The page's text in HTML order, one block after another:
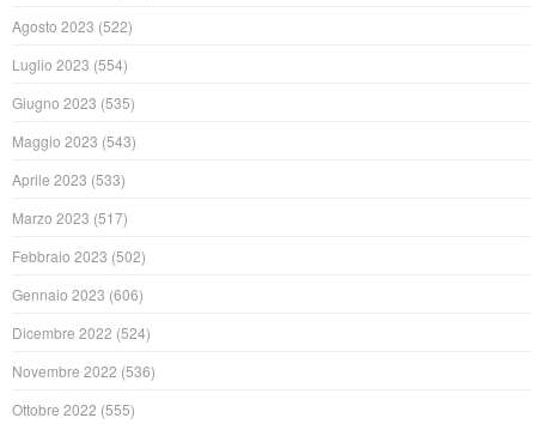
Agosto 2023 (522)
Luglio 2023 (554)
Giugno 2023 (535)
Maggio 2023 (543)
Aprile 2023 (533)
Marzo 2023 (517)
Febbraio 2023 (502)
Gennaio 2023 (606)
Dicembre 2022 (524)
Novembre 2022 (536)
Ottobre 2022 (555)